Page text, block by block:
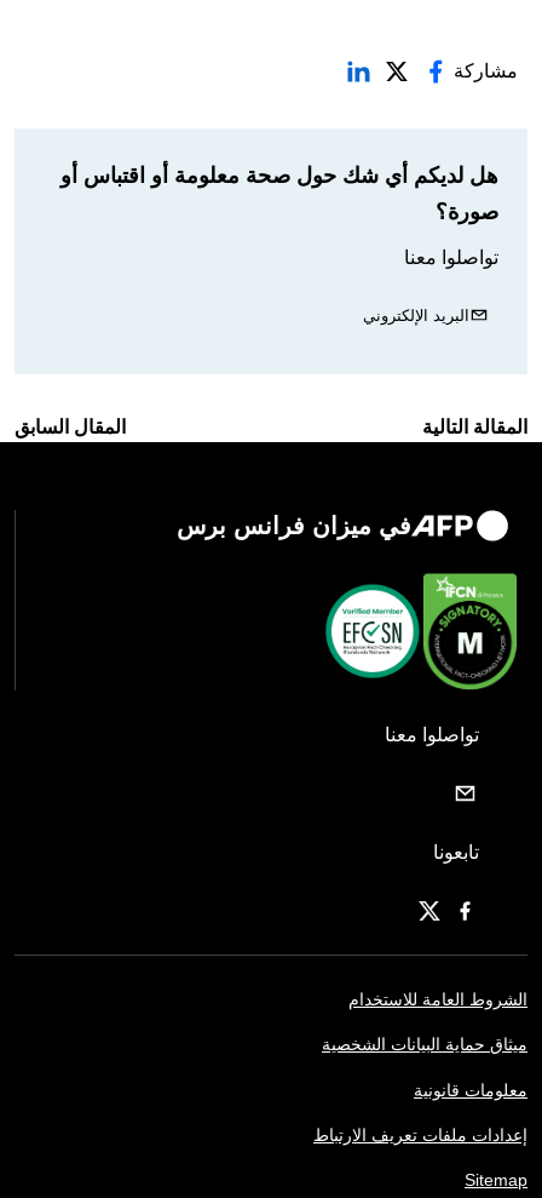
مشاركة
هل لديكم أي شك حول صحة معلومة أو اقتباس أو
صورة؟
تواصلوا معنا
البريد الإلكتروني
المقالة التالية المقال السابق
في ميزان فرانس برس
تواصلوا معنا
تابعونا
الشروط العامة للاستخدام
ميثاق حماية البيانات الشخصية
معلومات قانونية
إعدادات ملفات تعريف الارتباط
Sitemap